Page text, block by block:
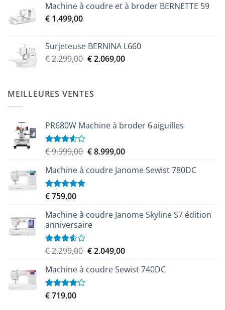
initial
actuel
Machine à coudre et à broder BERNETTE 59
€ 1.499,00
Surjeteuse BERNINA L660
€2.299,00 Le
était :
€ 2.299,00.
€2.069,00Le
MEILLEURES VENTES
PR680W Machine à broder 6 aiguilles
Note
sur
5
€9.999,00 Le
initial
€8.999,00Le
actuel
Machine à coudre Janome Sewist 780DC
Note5.00
€759,00
Machine à coudre Janome Skyline S7 édition
anniversaire
Note
sur
5
€2.299,00 Le
initial
€2.049,00Le
actuel
Machine à coudre Sewist 740DC
Note
sur
€719,00